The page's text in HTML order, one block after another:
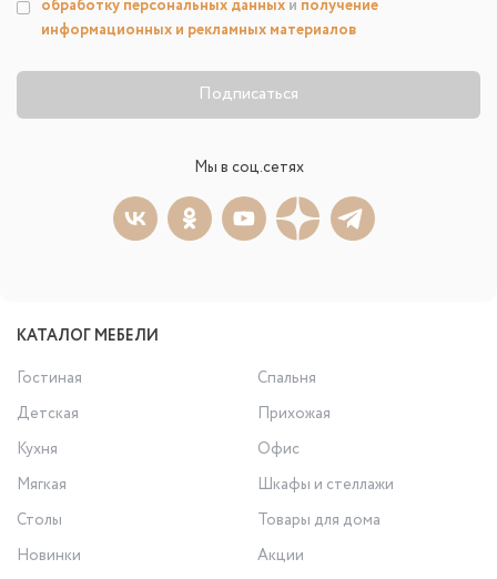
Подписаться
обработку персональных данных и получение
информационных и рекламных материалов
Мы в соц.сетях
КАТАЛОГ МЕБЕЛИ
Гостиная
Спальня
Детская
Прихожая
Кухня
Офис
Мягкая
Шкафы и стеллажи
Столы
Товары для дома
Новинки
Акции